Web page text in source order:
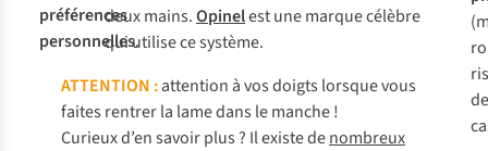
préférences
personnelles.
deux mains.Opinelest une marque célèbre
qui utilise ce système.
ATTENTION :attention à vos doigts lorsque vous
faites rentrer la lame dans le manche !
Curieux d’en savoir plus ? Il existe denombreux
de